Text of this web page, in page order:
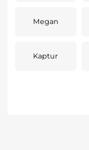
Megan
Kaptur